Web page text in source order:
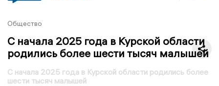
Общество
С начала 2025 года в Курской области
родились более шести тысяч малышей
С начала 2025 года в Курской области родились более
шести тысяч малышей